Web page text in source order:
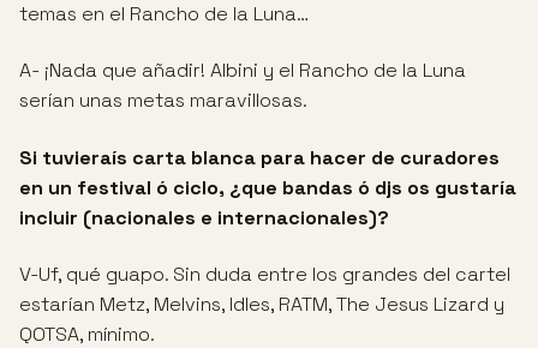
temas en el Rancho de la Luna…
A- ¡Nada que añadir! Albini y el Rancho de la Luna
serían unas metas maravillosas.
Si tuvieraís carta blanca para hacer de curadores
en un festival ó ciclo, ¿que bandas ó djs os gustaría
incluir (nacionales e internacionales)?
V-Uf, qué guapo. Sin duda entre los grandes del cartel
estarían Metz, Melvins, Idles, RATM, The Jesus Lizard y
QOTSA, mínimo.